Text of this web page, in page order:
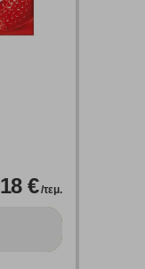
€/τεμ.
Πολλαπλή
δεδομένα
ταυτότητά σας. Τα